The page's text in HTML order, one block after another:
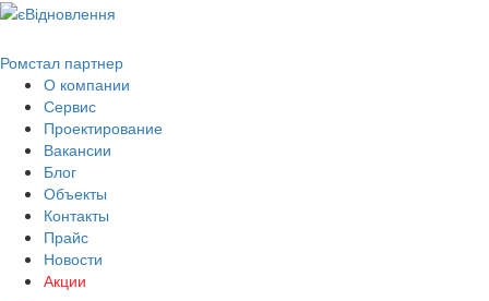
Ромстал партнер
О компании
Сервис
Проектирование
Вакансии
Блог
Объекты
Контакты
Прайс
Новости
Акции